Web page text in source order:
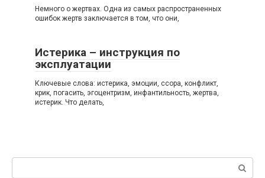
Немного о жертвах. Одна из самых распространенных
ошибок жертв заключается в том, что они,
Истерика – инструкция по
эксплуатации
Ключевые слова: истерика, эмоции, ссора, конфликт,
крик, погасить, эгоцентризм, инфантильность, жертва,
истерик. Что делать,